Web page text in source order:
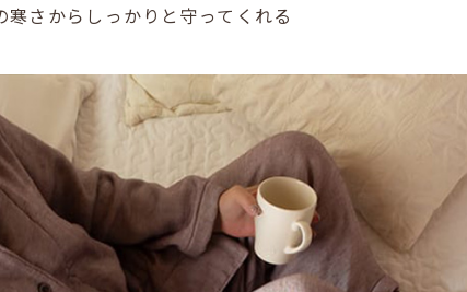
寒さからしっかりと守ってくれる